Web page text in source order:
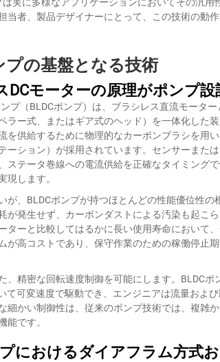
当者、製品デザイナーにとって、この技術の動
プの基盤となる技術
DCモーターの原理がポンプ
プ（BLDCポンプ）は、ブラシレス直流モータ
ラー式、またはギア式のヘッド）を一体化した
を供給するために物理的なカーボンブラシを用
ーション）が採用されています。センサーまた
ステータ巻線への電流供給を正確なタイミング
現します。
が、BLDCポンプが持つほとんどの性能優位性
が発生せず、カーボンダストによる汚染も起こ
ターと比較してはるかに長い使用寿命において
が高コストであり、保守作業のための稼働停止
、精密な回転速度制御を可能にします。BLDC
て可変速度で駆動でき、エンジニアは流量およ
細かい制御性は、従来のポンプ技術では、複雑
能です。
プにおけるダイアフラム方式